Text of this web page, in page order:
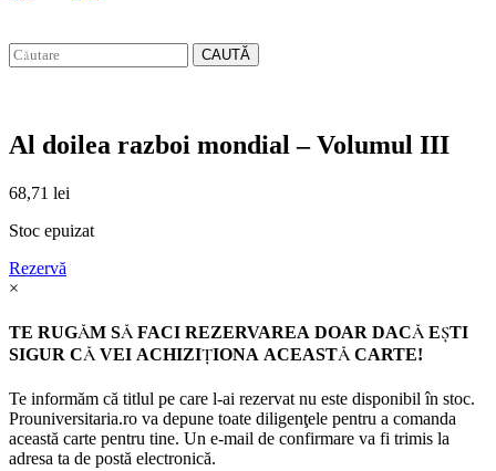
CAUTĂ
Al doilea razboi mondial – Volumul III
68,71 lei
Stoc epuizat
Rezervă
×
TE RUGĂM SĂ FACI REZERVAREA DOAR DACĂ EŞTI
SIGUR CĂ VEI ACHIZIŢIONA ACEASTĂ CARTE!
Te informăm că titlul pe care l-ai rezervat nu este disponibil în stoc.
Prouniversitaria.ro va depune toate diligenţele pentru a comanda
această carte pentru tine. Un e-mail de confirmare va fi trimis la
adresa ta de postă electronică.